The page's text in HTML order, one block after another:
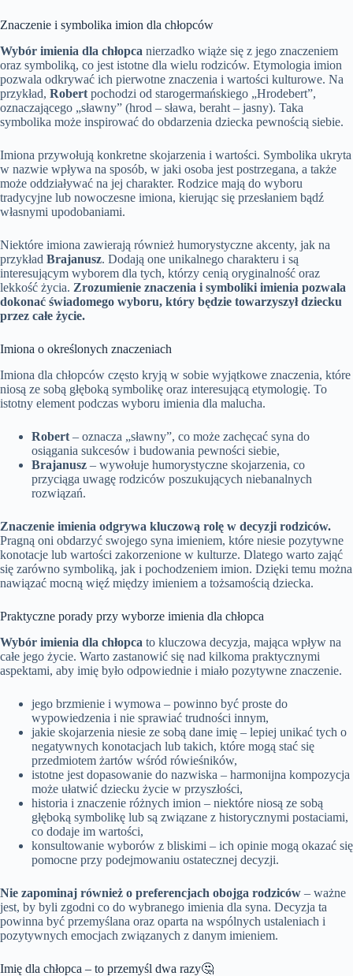
Znaczenie i symbolika imion dla chłopców
Wybór imienia dla chłopca nierzadko wiąże się z jego znaczeniem
oraz symboliką, co jest istotne dla wielu rodziców. Etymologia imion
pozwala odkrywać ich pierwotne znaczenia i wartości kulturowe. Na
przykład, Robert pochodzi od starogermańskiego „Hrodebert”,
oznaczającego „sławny” (hrod – sława, beraht – jasny). Taka
symbolika może inspirować do obdarzenia dziecka pewnością siebie.
Imiona przywołują konkretne skojarzenia i wartości. Symbolika ukryta
w nazwie wpływa na sposób, w jaki osoba jest postrzegana, a także
może oddziaływać na jej charakter. Rodzice mają do wyboru
tradycyjne lub nowoczesne imiona, kierując się przesłaniem bądź
własnymi upodobaniami.
Niektóre imiona zawierają również humorystyczne akcenty, jak na
przykład Brajanusz. Dodają one unikalnego charakteru i są
interesującym wyborem dla tych, którzy cenią oryginalność oraz
lekkość życia. Zrozumienie znaczenia i symboliki imienia pozwala
dokonać świadomego wyboru, który będzie towarzyszył dziecku
przez całe życie.
Imiona o określonych znaczeniach
Imiona dla chłopców często kryją w sobie wyjątkowe znaczenia, które
niosą ze sobą głęboką symbolikę oraz interesującą etymologię. To
istotny element podczas wyboru imienia dla malucha.
Robert – oznacza „sławny”, co może zachęcać syna do
osiągania sukcesów i budowania pewności siebie,
Brajanusz – wywołuje humorystyczne skojarzenia, co
przyciąga uwagę rodziców poszukujących niebanalnych
rozwiązań.
Znaczenie imienia odgrywa kluczową rolę w decyzji rodziców.
Pragną oni obdarzyć swojego syna imieniem, które niesie pozytywne
konotacje lub wartości zakorzenione w kulturze. Dlatego warto zająć
się zarówno symboliką, jak i pochodzeniem imion. Dzięki temu można
nawiązać mocną więź między imieniem a tożsamością dziecka.
Praktyczne porady przy wyborze imienia dla chłopca
Wybór imienia dla chłopca to kluczowa decyzja, mająca wpływ na
całe jego życie. Warto zastanowić się nad kilkoma praktycznymi
aspektami, aby imię było odpowiednie i miało pozytywne znaczenie.
jego brzmienie i wymowa – powinno być proste do
wypowiedzenia i nie sprawiać trudności innym,
jakie skojarzenia niesie ze sobą dane imię – lepiej unikać tych o
negatywnych konotacjach lub takich, które mogą stać się
przedmiotem żartów wśród rówieśników,
istotne jest dopasowanie do nazwiska – harmonijna kompozycja
może ułatwić dziecku życie w przyszłości,
historia i znaczenie różnych imion – niektóre niosą ze sobą
głęboką symbolikę lub są związane z historycznymi postaciami,
co dodaje im wartości,
konsultowanie wyborów z bliskimi – ich opinie mogą okazać się
pomocne przy podejmowaniu ostatecznej decyzji.
Nie zapominaj również o preferencjach obojga rodziców – ważne
jest, by byli zgodni co do wybranego imienia dla syna. Decyzja ta
powinna być przemyślana oraz oparta na wspólnych ustaleniach i
pozytywnych emocjach związanych z danym imieniem.
Imię dla chłopca – to przemyśl dwa razy🤔